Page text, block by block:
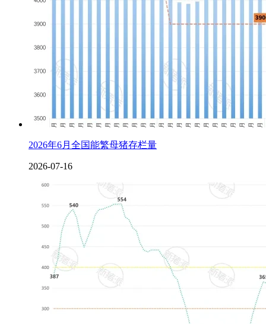
2026年6月全国能繁母猪存栏量
2026-07-16